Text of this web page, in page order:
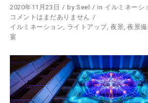
2020年11月23日 by Seel in イルミネーシ
コメントはまだありません
イルミネーション, ライトアップ,夜景,夜景
宴